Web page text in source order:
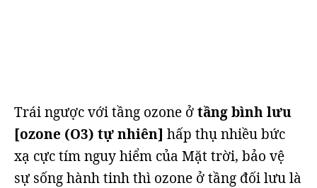
Trái ngược với tầng ozone ởtầng bình lưu
[ozone (O3) tự nhiên] hấp thụ nhiều bức
xạ cực tím nguy hiểm của Mặt trời, bảo vệ
sự sống hành tinh thì ozone ở tầng đối lưu là